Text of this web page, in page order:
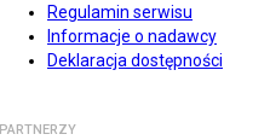
Regulamin serwisu
Informacje o nadawcy
Deklaracja dostępności
PARTNERZY